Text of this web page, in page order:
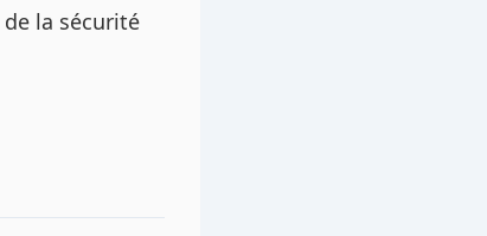
la sécurité